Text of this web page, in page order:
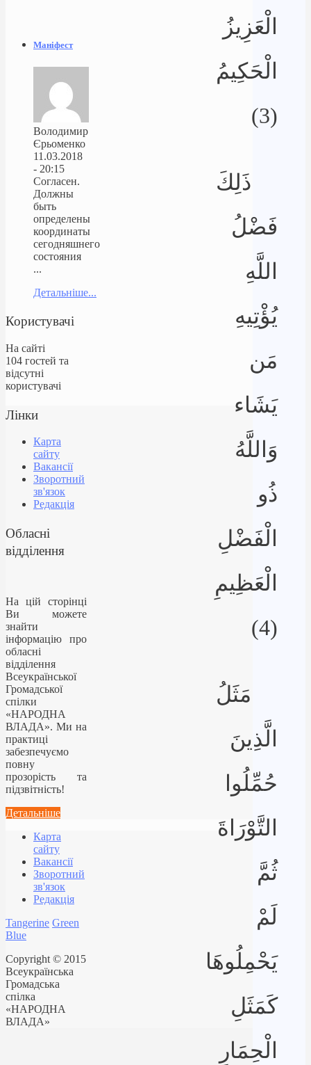
الْعَزِيزُ
الْحَكِيمُ
(3)
ذَلِكَ
فَضْلُ
اللَّهِ
يُؤْتِيهِ
مَن
يَشَاء
وَاللَّهُ
ذُو
الْفَضْلِ
الْعَظِيمِ
(4)
مَثَلُ
الَّذِينَ
حُمِّلُوا
التَّوْرَاةَ
ثُمَّ
لَمْ
يَحْمِلُوهَا
كَمَثَلِ
الْحِمَارِ
Маніфест
Володимир
Єрьоменко
11.03.2018
- 20:15
Согласен.
Должны
быть
определены
координаты
сегодняшнего
состояния
...
Детальніше...
Користувачі
На сайті
104 гостей та
відсутні
користувачі
Лінки
Карта
сайту
Вакансії
Зворотний
зв'язок
Редакція
Обласні
відділення
На цій сторінці
Ви можете
знайти
інформацію про
обласні
відділення
Всеукраїнської
Громадської
спілки
«НАРОДНА
ВЛАДА». Ми на
практиці
забезпечуємо
повну
прозорість та
підзвітність!
Детальніше
Карта
сайту
Вакансії
Зворотний
зв'язок
Редакція
Tangerine Green
Blue
Copyright © 2015
Всеукраїнська
Громадська
спілка
«НАРОДНА
ВЛАДА»